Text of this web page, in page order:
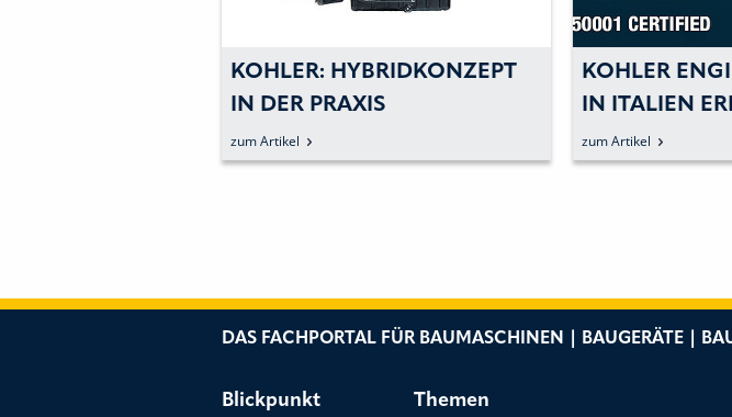
KOHLER: HYBRIDKONZEPT
IN DER PRAXIS
zum Artikel
KOHLER
IN ITALIEN
50001
zum Artikel
DAS FACHPORTAL FÜR BAUMASCHINEN | BAUGERÄTE |
Blickpunkt Themen